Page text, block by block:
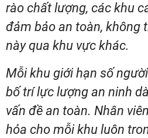
rào chất lượng, các khu
đảm bảo an toàn, không
này qua khu vực khác.
Mỗi khu giới hạn số
bố trí lực lượng an ninh
vấn đề an toàn. Nhân
hỏa cho mỗi khu luôn